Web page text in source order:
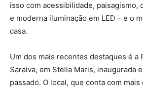
isso com acessibilidade, paisagismo,
e moderna iluminação em LED – e o
casa.
Um dos mais recentes destaques é a
Saraiva, em Stella Maris, inaugurada
passado. O local, que conta com mais